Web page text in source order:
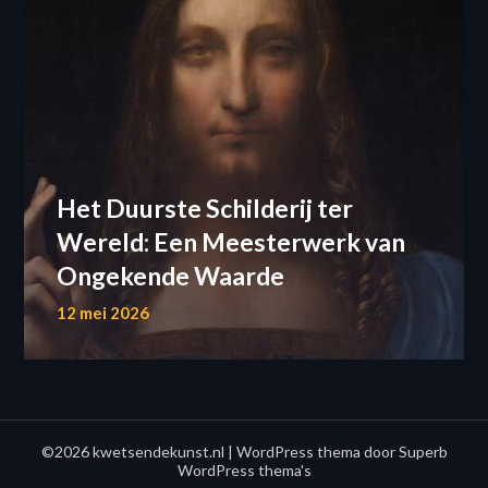
Het Duurste Schilderij ter
Wereld: Een Meesterwerk van
Ongekende Waarde
12 mei 2026
©2026 kwetsendekunst.nl | WordPress thema doorSuperb
WordPress thema's